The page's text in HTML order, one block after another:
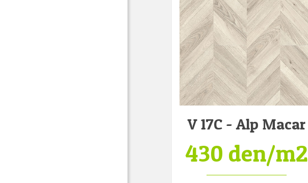
V 17C - Alp Macar
430 den/m2